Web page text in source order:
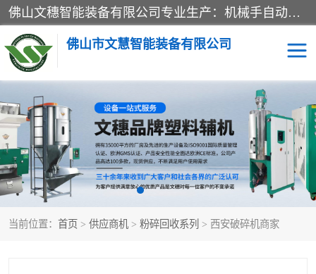
佛山文穗智能装备有限公司专业生产：机械手自动化系列；塑料粉碎机回收系列；塑料混色机系列；温度控制系列：模温机，冷水机；供料输送系列：中央供料系统，欧化/独立式吸料机，分体式吸料机；整机保修一年，易损件除外。
佛山市文慧智能装备有限公司
当前位置： 首页 > 供应商机 > 粉碎回收系列 > 西安破碎机商家
粉碎回收系列 干燥除湿系列
塑料破碎机 工业冷水机
三机一体除湿干燥机 塑料干燥机
塑料混色机 模温机